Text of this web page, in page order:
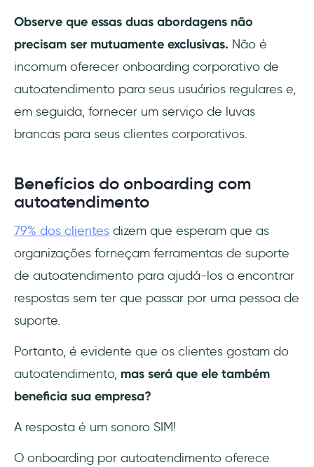
Observe que essas duas abordagens não
precisam ser mutuamente exclusivas. Não é
incomum oferecer onboarding corporativo de
autoatendimento para seus usuários regulares e,
em seguida, fornecer um serviço de luvas
brancas para seus clientes corporativos.
Benefícios do onboarding com
autoatendimento
79% dos clientes dizem que esperam que as
organizações forneçam ferramentas de suporte
de autoatendimento para ajudá-los a encontrar
respostas sem ter que passar por uma pessoa de
suporte.
Portanto, é evidente que os clientes gostam do
autoatendimento, mas será que ele também
beneficia sua empresa?
A resposta é um sonoro SIM!
O onboarding por autoatendimento oferece